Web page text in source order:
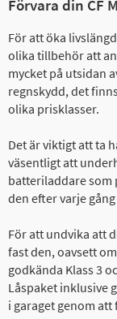
Förvara din CF
För att öka
olika tillbehör att
mycket på utsidan
regnskydd, det
olika prisklasser.
Det är viktigt att ta
väsentligt att
batteriladdare som
den efter varje
För att undvika att
fast den, oavsett
godkända Klass 3
Låspaket inklusive
i garaget genom